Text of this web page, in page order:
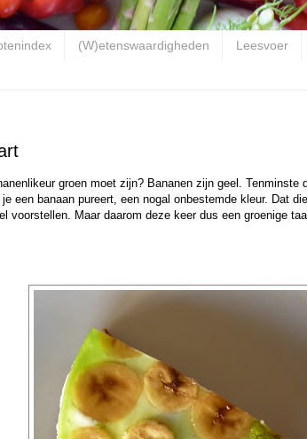
(W)etenswaardigheden Leesvoer
groen moet zijn? Bananen zijn geel. Tenminste
een banaan pureert, een nogal onbestemde kleur. Dat die
voorstellen. Maar daarom deze keer dus een groenige